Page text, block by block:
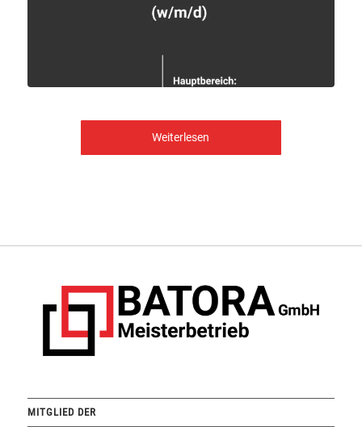
Weiterlesen
MITGLIED DER